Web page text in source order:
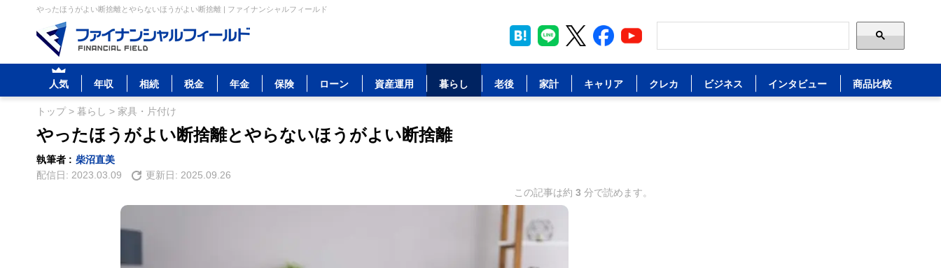
やったほうがよい断捨離とやらないほうがよい断捨離 | ファイナンシャルフィールド
人気 年収 相続 税金 年金 保険 ローン 資産運用 暮らし 老後 家計 キャリア クレカ ビジネス インタビュー 商品比較
トップ> 暮らし > 家具・片付け
やったほうがよい断捨離とやらないほうがよい断捨離
執筆者 : 柴沼直美
配信日: 2023.03.09 更新日: 2025.09.26
この記事は約 3 分で読めます。